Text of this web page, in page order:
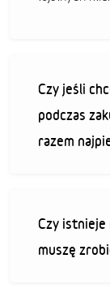
Czy jeśli
podczas
razem
Czy istnieje
muszę